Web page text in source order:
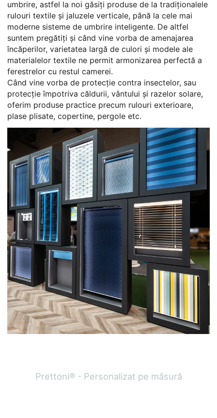
umbrire, astfel la noi găsiți produse de la tradiționalele
rulouri textile și jaluzele verticale, până la cele mai
moderne sisteme de umbrire inteligente. De altfel
suntem pregătiți și când vine vorba de amenajarea
încăperilor, varietatea largă de culori și modele ale
materialelor textile ne permit armonizarea perfectă a
ferestrelor cu restul camerei.
Când vine vorba de protecție contra insectelor, sau
protecție împotriva căldurii, vântului și razelor solare,
oferim produse practice precum rulouri exterioare,
plase plisate, copertine, pergole etc.
Prettoni® - Personalizat pe măsură